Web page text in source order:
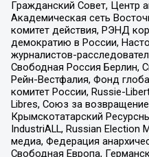
Гражданский Совет, Центр
Академическая сеть
комитет действия, РЭНД
демократию в России,
журналистов-
Свободная Россия Берлин,
Рейн-Вестфалия, Фонд
комитет России, Russie-
Libres, Союз за
Крымскотатарский
IndustriALL, Russian Election
медиа, Федерация
Свободная Европа,